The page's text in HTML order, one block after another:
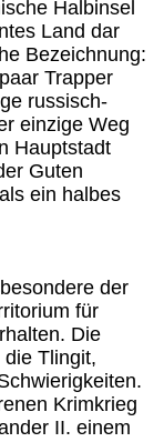
Halbinsel
Land dar
Bezeichnung:
Trapper
russisch-
einzige Weg
Hauptstadt
Guten
ein halbes
der
für
Die
Tlingit,
Krimkrieg
II. einem